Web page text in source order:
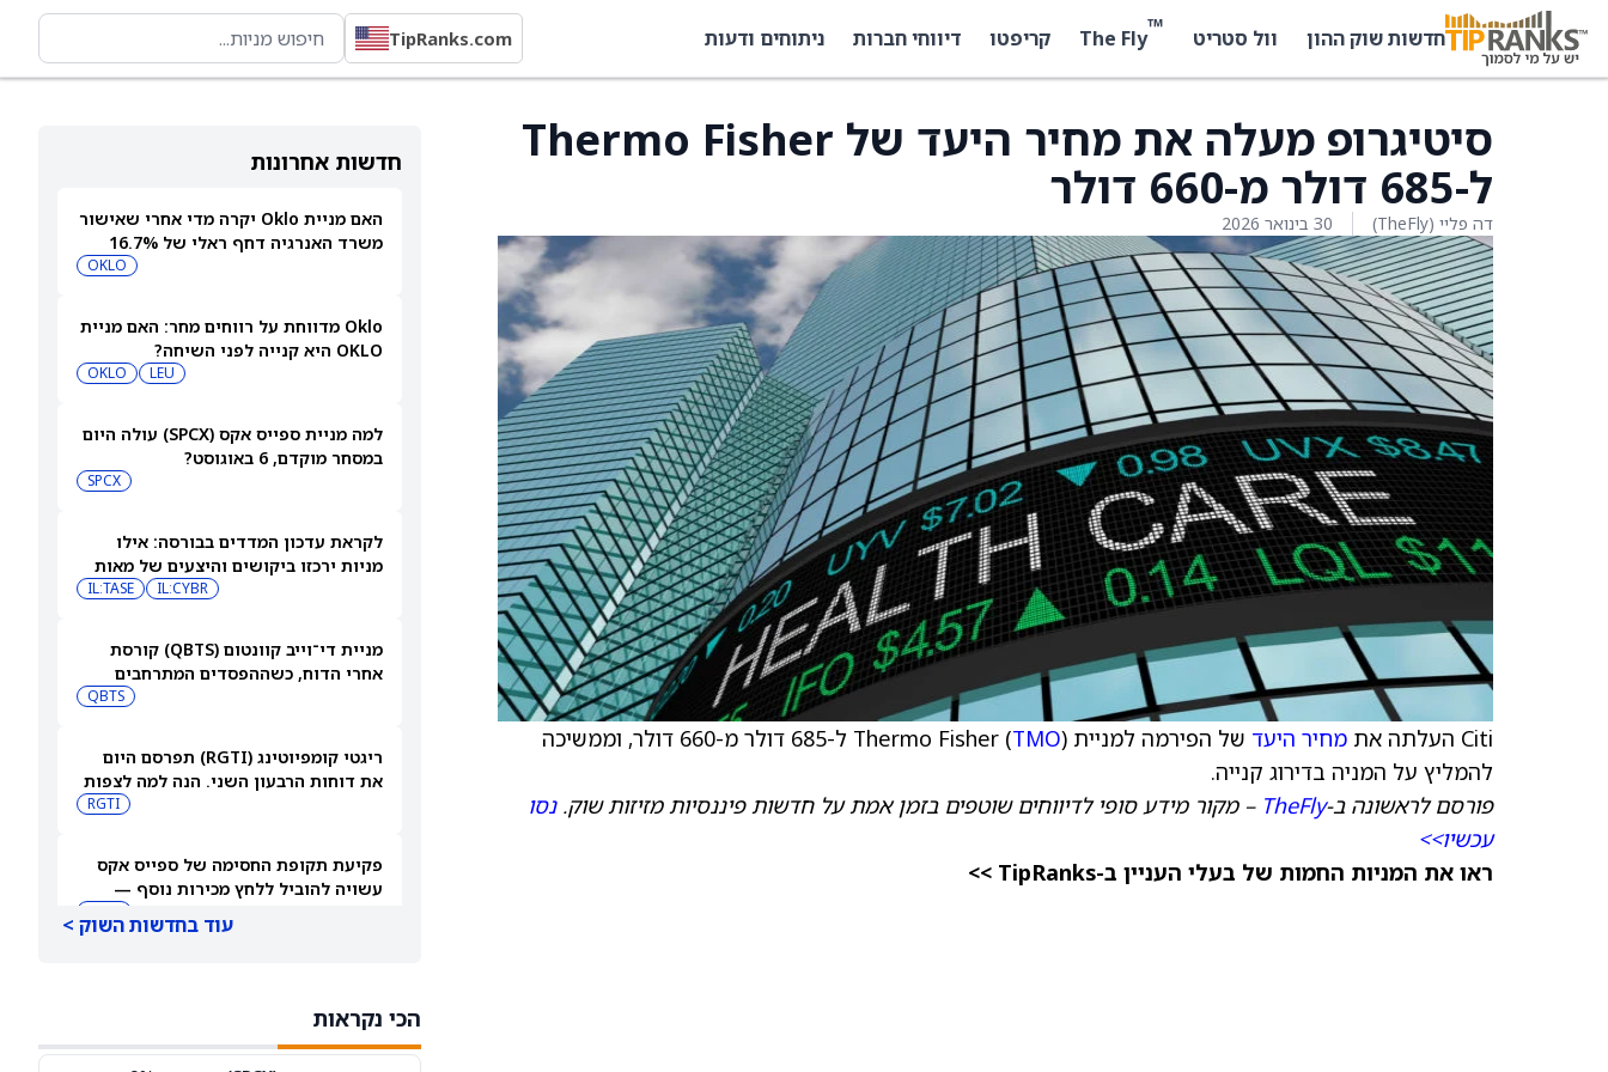
חדשות שוק ההון וול סטריט ™
The Fly קריפטו דיווחי חברות ניתוחים ודעות TipRanks.com
חדשות אחרונות
האם מניית Oklo יקרה מדי אחרי שאישור
משרד האנרגיה דחף ראלי של 16.7%
OKLO
Oklo מדווחת על רווחים מחר: האם מניית
OKLO היא קנייה לפני השיחה?
LEU
OKLO
למה מניית ספייס אקס (SPCX) עולה היום
במסחר מוקדם, 6 באוגוסט?
SPCX
לקראת עדכון המדדים בבורסה: אילו
מניות ירכזו ביקושים והיצעים של מאות
IL:CYBR
IL:TASE
מניית די־וייב קוונטום (QBTS) קורסת
אחרי הדוח, כשההפסדים המתרחבים
מעיבים על צבר הזמנות של 40.7 מיליון
QBTS
ריגטי קומפיוטינג (RGTI) תפרסם היום
את דוחות הרבעון השני. הנה למה לצפות
RGTI
פקיעת תקופת החסימה של ספייס אקס
עשויה להוביל ללחץ מכירות נוסף —
כמעט מיליארד מניות נפתחות למסחר
בדיקות
עוד בחדשות השוק >
הכי נקראות
סיטיגרופ מעלה את מחיר היעד של Thermo Fisher
ל-685 דולר מ-660 דולר
דה פליי (TheFly) 30 בינואר 2026
Citi העלתה את מחיר היעד של הפירמה למניית Thermo Fisher ( TMO
) ל-685 דולר מ-660 דולר, וממשיכה
להמליץ על המניה בדירוג קנייה.
פורסם לראשונה ב-TheFly – מקור מידע סופי לדיווחים שוטפים בזמן אמת על חדשות פיננסיות מזיזות שוק.נסו
עכשיו>>
ראו את המניות החמות של בעלי העניין ב-TipRanks >>